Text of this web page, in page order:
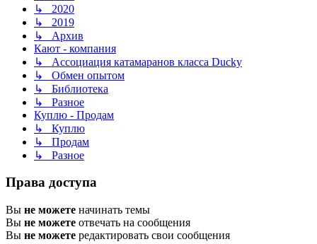
↳ 2020
↳ 2019
↳ Архив
Кают - компания
↳ Ассоциация катамаранов класса Ducky
↳ Обмен опытом
↳ Библиотека
↳ Разное
Куплю - Продам
↳ Куплю
↳ Продам
↳ Разное
Права доступа
Вы не можете начинать темы
Вы не можете отвечать на сообщения
Вы не можете редактировать свои сообщения